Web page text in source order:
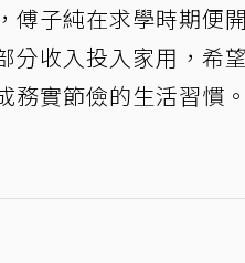
傅子純在求學時期便
分收入投入家用，希
務實節儉的生活習慣